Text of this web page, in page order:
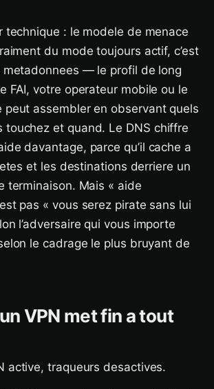
technique : le modele de menace
du mode toujours actif, c’est
metadonnees — le profil de long
FAI, votre operateur mobile ou le
peut assembler en observant quels
touchez et quand. Le DNS chiffre
davantage, parce qu’il cache a
et les destinations derriere un
terminaison. Mais « aide
pas « vous serez pirate sans lui
l’adversaire qui vous importe
le cadrage le plus bruyant de
VPN met fin a tout
active, traqueurs desactives.